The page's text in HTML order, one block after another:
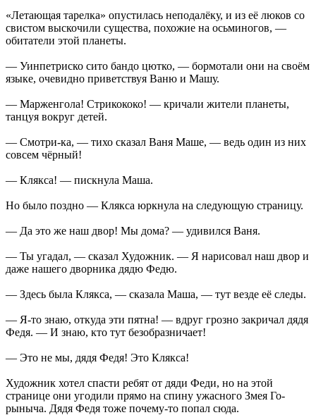
«Летающая тарелка» опустилась неподалёку, и из её люков со
свистом выскочили существа, похожие на осьминогов, —
обитатели этой планеты.
— Уинпетриско сито бандо цютко, — бормотали они на своём
языке, очевидно приветствуя Ваню и Машу.
— Марженгола! Стрикококо! — кричали жители планеты,
танцуя вокруг детей.
— Смотри-ка, — тихо сказал Ваня Маше, — ведь один из них
совсем чёрный!
— Клякса! — пискнула Маша.
Но было поздно — Клякса юркнула на следующую страницу.
— Да это же наш двор! Мы дома? — удивился Ваня.
— Ты угадал, — сказал Художник. — Я нарисовал наш двор и
даже нашего дворника дядю Федю.
— Здесь была Клякса, — сказала Маша, — тут везде её следы.
— Я-то знаю, откуда эти пятна! — вдруг грозно закричал дядя
Федя. — И знаю, кто тут безобразничает!
— Это не мы, дядя Федя! Это Клякса!
Художник хотел спасти ребят от дяди Феди, но на этой
странице они угодили прямо на спину ужасного Змея Го-
рыныча. Дядя Федя тоже почему-то попал сюда.